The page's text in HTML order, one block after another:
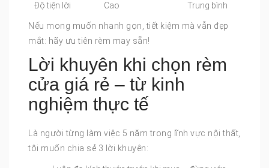
Độ tiện lời Cao Trung bình
Nếu mong muốn nhanh gọn, tiết kiệm mà vẫn đẹp
mắt: hãy ưu tiên rèm may sẵn!
Lời khuyên khi chọn rèm
cửa giá rẻ – từ kinh
nghiệm thực tế
Là người từng làm việc 5 năm trong lĩnh vực nội thất,
tôi muốn chia sẻ 3 lời khuyên: